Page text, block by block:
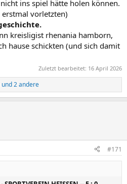
ins spiel hätte holen können.
vorletzten)
kreisligist rhenania hamborn,
hause schickten (und sich damit
Zuletzt bearbeitet: 16 April 2026
und 2 andere
#171